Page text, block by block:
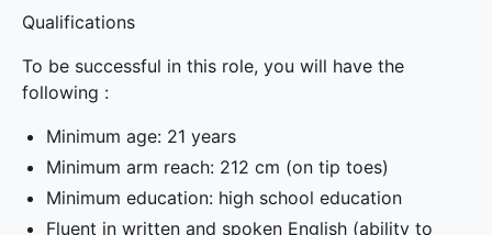
Qualifications
To be successful in this role, you will have the
following :
Minimum age: 21 years
Minimum arm reach: 212 cm (on tip toes)
Minimum education: high school education
Fluent in written and spoken English (ability to